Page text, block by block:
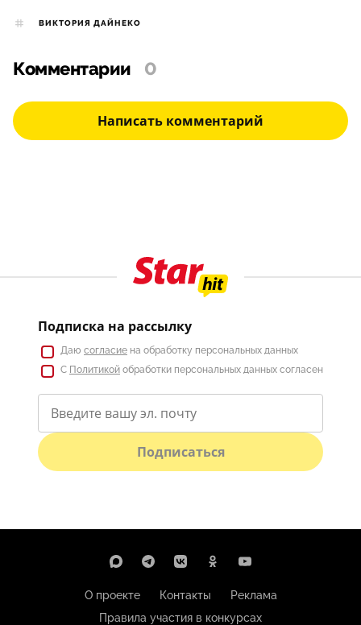
ВИКТОРИЯ ДАЙНЕКО
Комментарии 0
Написать комментарий
Подписка на рассылку
Даю согласие на обработку персональных данных
С Политикой обработки персональных данных согласен
Подписаться
О проекте Контакты
Реклама
Правила участия в конкурсах